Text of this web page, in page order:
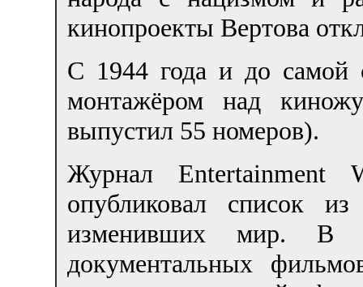
кинопроекты Вертова
C 1944 года и до самой
монтажёром над
выпустил 55 номеров).
Журнал Entertainment
опубликовал список
изменивших мир. В
документальных